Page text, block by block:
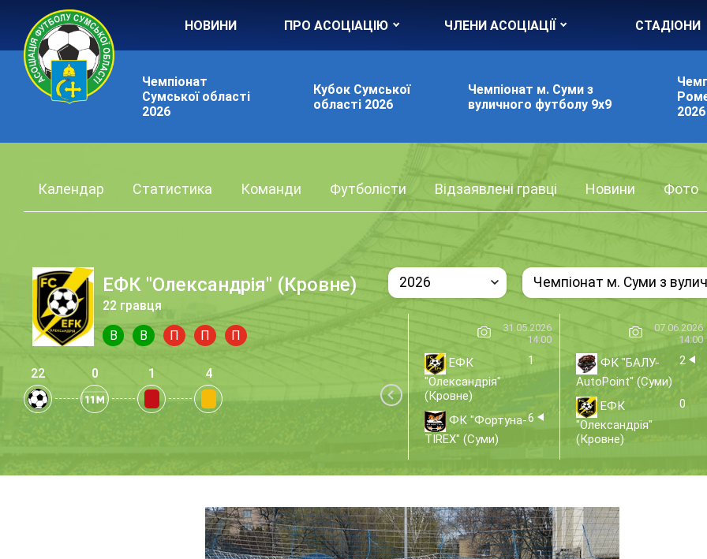
НОВИНИ ПРО АСОЦІАЦІЮ ЧЛЕНИ АСОЦІАЦІЇ СТАДІОНИ
Чемпіонат
Сумської області
2026
Кубок Сумської
області 2026
Чемпіонат м. Суми з
вуличного футболу 9х9
2026
Календар Статистика Команди Футболісти Відзаявлені гравці Новини Фото
ЕФК "Олександрія" (Кровне)
22 гравця
В В П П П
22 0 1 4
2026 Чемпіонат м. Суми з
31.05.2026
14:00
ЕФК
"Олександрія"
(Кровне)
1
ФК "Фортуна-
TIREX" (Суми)
6
07.06.2026
14:00
ФК "БАЛУ-
AutoPoint" (Суми)
2
ЕФК
"Олександрія"
(Кровне)
0